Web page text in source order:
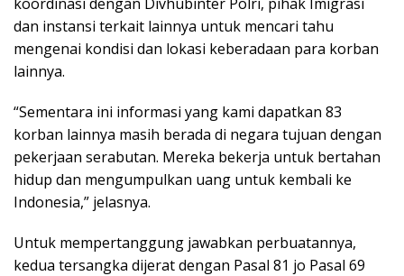
dan instansi terkait lainnya untuk mencari tahu
mengenai kondisi dan lokasi keberadaan para korban
lainnya.
“Sementara ini informasi yang kami dapatkan 83
korban lainnya masih berada di negara tujuan dengan
pekerjaan serabutan. Mereka bekerja untuk bertahan
hidup dan mengumpulkan uang untuk kembali ke
Indonesia,” jelasnya.
Untuk mempertanggung jawabkan perbuatannya,
kedua tersangka dijerat dengan Pasal 81 jo Pasal 69